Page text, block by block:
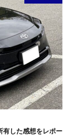
有した感想をレポー